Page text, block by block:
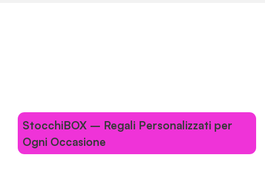
StocchiBOX – Regali Personalizzati per